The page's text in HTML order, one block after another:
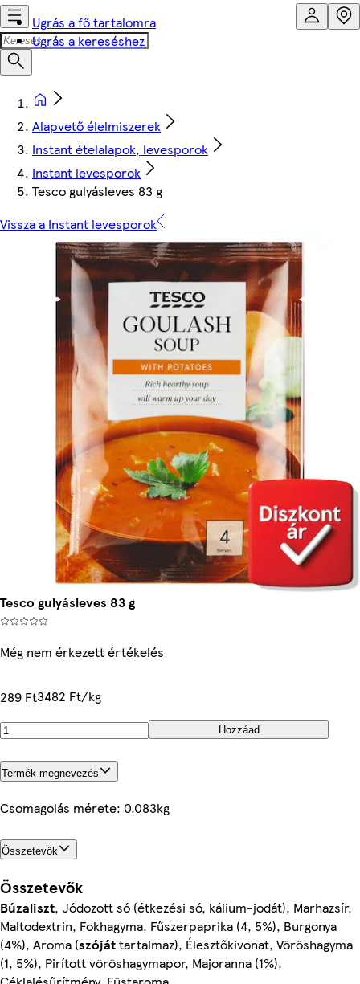
Ugrás a fő tartalomra
Ugrás a kereséshez
Alapvető élelmiszerek
Instant ételalapok, levesporok
Instant levesporok
Tesco gulyásleves 83 g
Vissza a Instant levesporok
Tesco gulyásleves 83 g
Még nem érkezett értékelés
289 Ft3482 Ft/kg
Hozzáad
Termék megnevezés
Csomagolás mérete: 0.083kg
Összetevők
Összetevők
Búzaliszt, Jódozott só (étkezési só, kálium-jodát), Marhazsír,
Maltodextrin, Fokhagyma, Fűszerpaprika (4, 5%), Burgonya
(4%), Aroma (szójáttartalmaz), Élesztőkivonat, Vöröshagyma
(1, 5%), Pirított vöröshagymapor, Majoranna (1%),